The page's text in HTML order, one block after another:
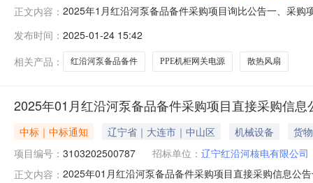
正文内容： 2025年1月红沿河泵备品备件采购项目询比公告一、采
扇计划交付时间：计划交付地点：订单/合同约定的交货
发布时间： 2025-01-24 15:42
相关产品：
红沿河泵备品备件 PPE机柜网关电源 散热风扇
2025年01月红沿河泵备品备件采购项目直接采购信息
中标｜中标通知 辽宁省｜大连市｜中山区 机械设备
货物
项目编号： 3103202500787 招标单位： 辽宁红沿河核电有限公司
正文内容： 2025年01月红沿河泵备品备件采购项目直接采购信息公